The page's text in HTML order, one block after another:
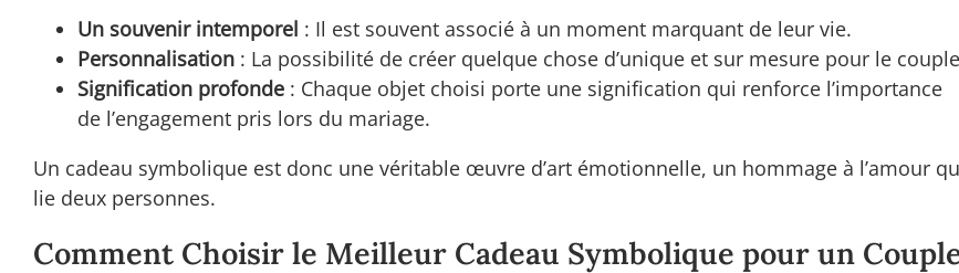
Un souvenir intemporel : Il est souvent associé à un moment marquant de leur vie.
Personnalisation : La possibilité de créer quelque chose d’unique et sur mesure pour le
Signification profonde : Chaque objet choisi porte une signification qui renforce l’importance
de l’engagement pris lors du mariage.
Un cadeau symbolique est donc une véritable œuvre d’art émotionnelle, un hommage à l’amour
lie deux personnes.
Comment Choisir le Meilleur Cadeau Symbolique pour un